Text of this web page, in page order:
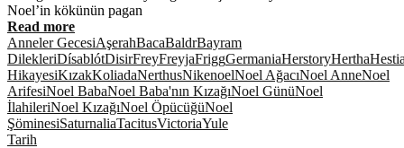
Noel’in kökünün pagan
Read more
Anneler GecesiAşerahBacaBaldrBayram
DilekleriDísablótDisirFreyFreyjaFriggGermaniaHerstoryHertha
HikayesiKızakKoliadaNerthusNikenoelNoel AğacıNoel AnneNoel
ArifesiNoel BabaNoel Baba'nın KızağıNoel GünüNoel
İlahileriNoel KızağıNoel ÖpücüğüNoel
ŞöminesiSaturnaliaTacitusVictoriaYule
Tarih